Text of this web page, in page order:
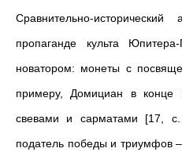
Сравнительно-
пропаганде культа
новатором: монеты с
примеру, Домициан в
свевами и сарматами [17,
податель победы и триумфов